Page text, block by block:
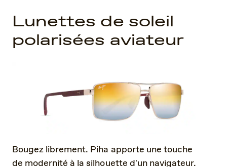
Lunettes de soleil
polarisées aviateur
Bougez librement. Piha apporte une touche
de modernité à la silhouette d'un navigateur.